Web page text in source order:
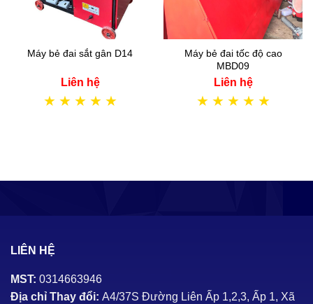
Máy bẻ đai sắt gân D14
Liên hệ
★ ★ ★ ★ ★
Máy bẻ đai tốc độ cao
MBD09
Liên hệ
★ ★ ★ ★ ★
LIÊN HỆ
MST: 0314663946
Địa chỉ Thay đổi: A4/37S Đường Liên Ấp 1,2,3, Ấp 1, Xã